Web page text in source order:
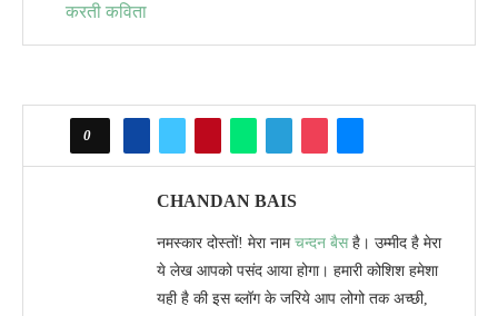
करती कविता
0
CHANDAN BAIS
नमस्कार दोस्तों! मेरा नाम चन्दन बैसहै। उम्मीद है मेरा
ये लेख आपको पसंद आया होगा। हमारी कोशिश हमेशा
यही है की इस ब्लॉग के जरिये आप लोगो तक अच्छी,